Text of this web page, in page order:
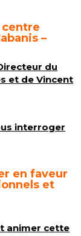
centre
–
du
et de Vincent
interroger
en faveur
et
animer cette